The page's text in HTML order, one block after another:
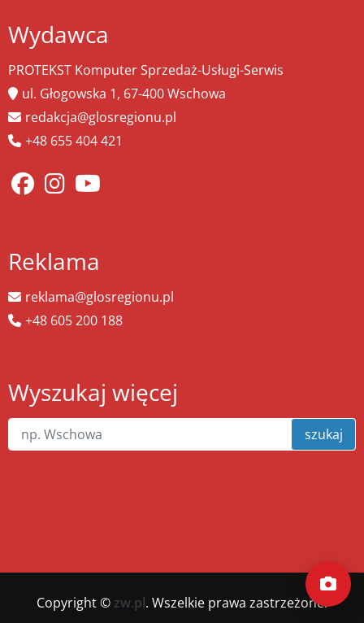
Wydawca
PROTEKST Komputer Sprzedaż-Usługi-Serwis
ul. Głogowska 1, 67-400 Wschowa
redakcja@glosregionu.pl
+48 655 404 421
Reklama
reklama@glosregionu.pl
+48 605 200 188
Wyszukaj więcej
szukaj
Copyright © zw.pl. Wszelkie prawa zastrzeżone.